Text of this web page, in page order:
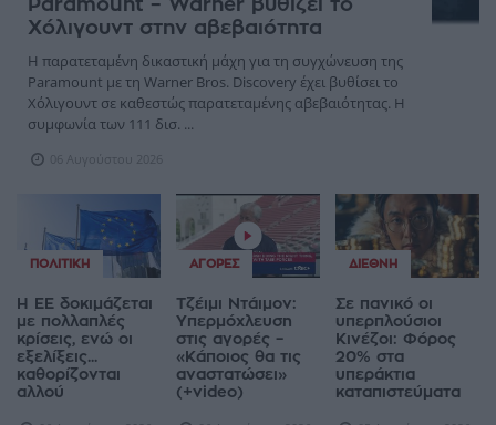
Το «πάγωμα» της συγχώνευσης
Paramount – Warner βυθίζει το
Χόλιγουντ στην αβεβαιότητα
Η παρατεταμένη δικαστική μάχη για τη συγχώνευση της
Paramount με τη Warner Bros. Discovery έχει βυθίσει το
Χόλιγουντ σε καθεστώς παρατεταμένης αβεβαιότητας. Η
συμφωνία των 111 δισ. ...
Η ΕΕ δοκιμάζεται
με πολλαπλές
κρίσεις, ενώ οι
εξελίξεις...
καθορίζονται
Τζέιμι Ντάιμον:
Υπερμόχλευση
στις αγορές –
«Κάποιος θα τις
αναστατώσει»
Σε πανικό οι
υπερπλούσιοι
Κινέζοι: Φόρος
20% στα
υπεράκτια